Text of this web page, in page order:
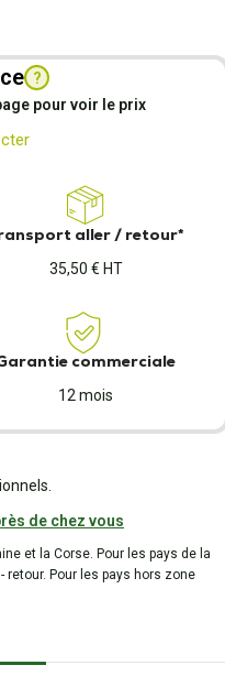
?
pour voir le prix
aller / retour*
35,50 € HT
commerciale
12 mois
de chez vous
et la Corse. Pour les pays de la
retour. Pour les pays hors zone